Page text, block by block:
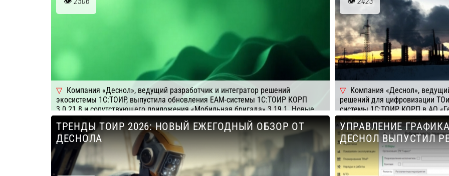
Компания «Деснол», ведущий разработчик и интегратор решений
экосистемы 1С:ТОИР, выпустила обновления EAM-системы 1С:ТОИР КОРП
3.0.21.8 и сопутствующего приложения «Мобильная бригада» 3.19.1. Новые
возможности релизов помогают повысить точность учета затрат и
оптимизировать процесс материально-технического обеспечения ремонтов.
Подробнее Компания: Деснол Софт
Компания «Деснол»,
решений для цифровизации
системы 1С:ТОИР КОРП в АО
центр» (АО «ГРИЦ»). Проект
процессов управления
непрерывным циклом добычи.
ТРЕНДЫ ТОИР 2026: НОВЫЙ ЕЖЕГОДНЫЙ ОБЗОР ОТ
ДЕСНОЛА
УПРАВЛЕНИЕ
ДЕСНОЛ ВЫПУСТИЛ